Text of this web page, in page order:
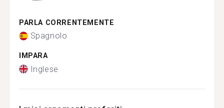
PARLA CORRENTEMENTE
Spagnolo
IMPARA
Inglese